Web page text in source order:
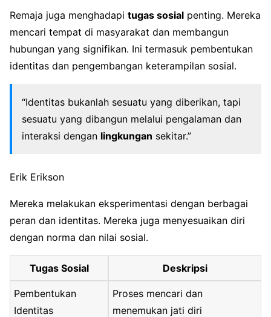
Remaja juga menghadapi tugas sosial penting. Mereka
mencari tempat di masyarakat dan membangun
hubungan yang signifikan. Ini termasuk pembentukan
identitas dan pengembangan keterampilan sosial.
“Identitas bukanlah sesuatu yang diberikan, tapi
sesuatu yang dibangun melalui pengalaman dan
interaksi dengan lingkungan sekitar.”
Erik Erikson
Mereka melakukan eksperimentasi dengan berbagai
peran dan identitas. Mereka juga menyesuaikan diri
dengan norma dan nilai sosial.
Tugas Sosial Deskripsi
Pembentukan
Identitas
Proses mencari dan
menemukan jati diri